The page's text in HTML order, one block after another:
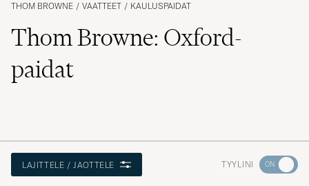
THOM BROWNE / VAATTEET / KAULUSPAIDAT
Thom Browne: Oxford-
paidat
LAJITTELE / JAOTTELE TYYLINI
Aktivoi